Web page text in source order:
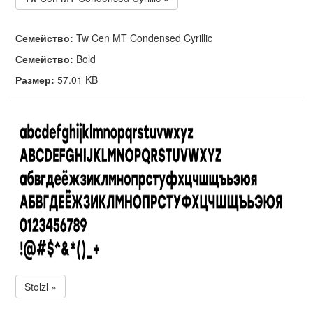
Семейство: Tw Cen MT Condensed Cyrillic
Семейство: Bold
Размер: 57.01 KB
Stolzl »